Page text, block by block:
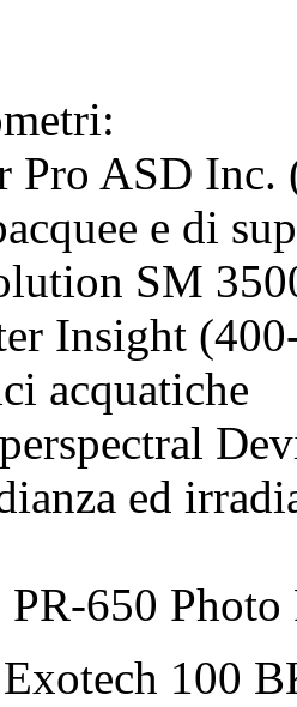
Pro ASD Inc.
e di
SM
Insight
acquatiche
ed
PR-650
Exotech 100